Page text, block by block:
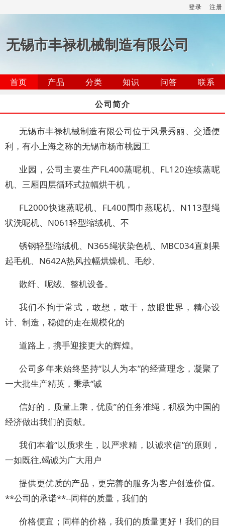
登录 注册
无锡市丰禄机械制造有限公司
首页 产品 分类 知识 问答
联系
公司简介
无锡市丰禄机械制造有限公司位于风景秀丽、交通便
利，有小上海之称的无锡市杨市桃园工
业园，公司主要生产FL400蒸呢机、FL120连续蒸呢
机、三厢四层循环式拉幅烘干机，
FL2000快速蒸呢机、FL400围巾蒸呢机、N113型绳
状洗呢机、N061轻型缩绒机、不
锈钢轻型缩绒机、N365绳状染色机、MBC034直刺果
起毛机、N642A热风拉幅烘燥机、毛纱、
散纤、呢绒、整机设备。
我们不拘于常式，敢想，敢干，放眼世界，精心设
计、制造，稳健的走在规模化的
道路上，携手迎接更大的辉煌。
公司多年来始终坚持“以人为本”的经营理念，凝聚了
一大批生产精英，秉承“诚
信好的，质量上乘，优质”的任务准绳，积极为中国的
经济做出我们的贡献。
我们本着“以质求生，以严求精，以诚求信”的原则，
一如既往,竭诚为广大用户
提供更优质的产品，更完善的服务为客户创造价值。
**公司的承诺**--同样的质量，我们的
价格便宜；同样的价格，我们的质量更好！我们的目